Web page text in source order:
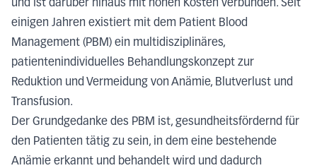
und ist darüber hinaus mit hohen Kosten verbunden. Seit
einigen Jahren existiert mit dem Patient Blood
Management (PBM) ein multidisziplinäres,
patientenindividuelles Behandlungskonzept zur
Reduktion und Vermeidung von Anämie, Blutverlust und
Transfusion.
Der Grundgedanke des PBM ist, gesundheitsfördernd für
den Patienten tätig zu sein, in dem eine bestehende
Anämie erkannt und behandelt wird und dadurch